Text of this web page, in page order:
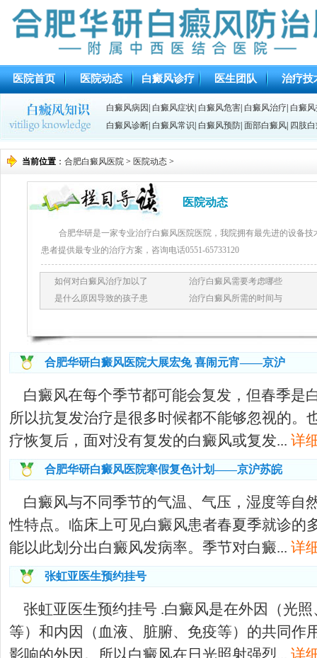
医院首页 医院动态 白癜风诊疗 医生团队 治疗技
白癜风病因 白癜风症状 白癜风危害 白癜风治疗 白癜
白癜风诊断 白癜风常识 白癜风预防 面部白癜风 四肢
当前位置 ： 合肥白癜风医院 > 医院动态 >
医院动态
合肥华研是一家专业治疗白癜风医院医院，我院拥有最先进的设备
患者提供最专业的治疗方案，咨询电话0551-65733120
如何对白癜风治疗加以了
治疗白癜风需要考虑哪些
是什么原因导致的孩子患
治疗白癜风所需的时间与
合肥华研白癜风医院大展宏兔 喜闹元宵——京沪
白癜风在每个季节都可能会复发，但春季是
所以抗复发治疗是很多时候都不能够忽视的。
疗恢复后，面对没有复发的白癜风或复发... 详
合肥华研白癜风医院寒假复色计划——京沪苏皖
白癜风与不同季节的气温、气压，湿度等自
性特点。临床上可见白癜风患者春夏季就诊的
能以此划分出白癜风发病率。季节对白癜... 详
张虹亚医生预约挂号
张虹亚医生预约挂号 .白癜风是在外因（光
等）和内因（血液、脏腑、免疫等）的共同作
影响的外因。所以白癜风在日光照射强烈... 详